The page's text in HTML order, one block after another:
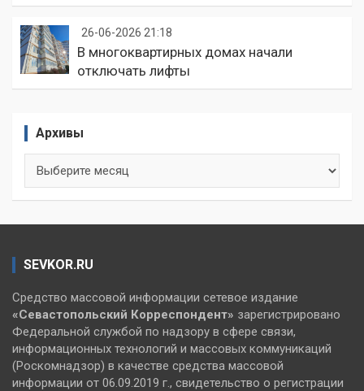
26-06-2026 21:18
В многоквартирных домах начали
отключать лифты
Архивы
SEVKOR.RU
Средство массовой информации сетевое издание
«Севастопольский Корреспондент» зарегистрировано
Федеральной службой по надзору в сфере связи,
информационных технологий и массовых коммуникаций
(Роскомнадзор) в качестве средства массовой
информации от 06.09.2019 г., свидетельство о регистрации